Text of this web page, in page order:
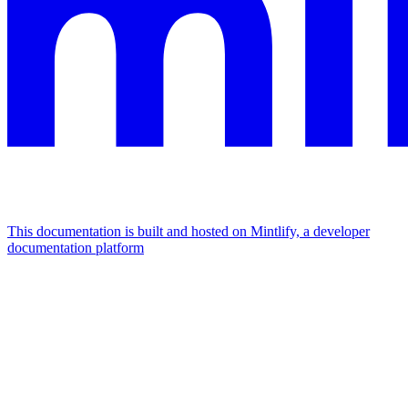
This documentation is built and hosted on Mintlify, a developer
documentation platform